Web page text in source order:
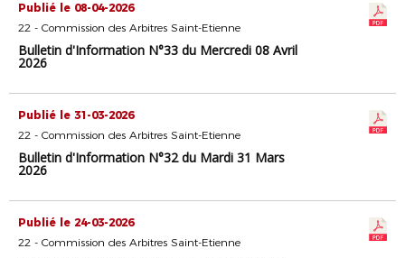
Publié le 08-04-2026
22 - Commission des Arbitres Saint-Etienne
Bulletin d'Information N°33 du Mercredi 08 Avril
2026
Publié le 31-03-2026
22 - Commission des Arbitres Saint-Etienne
Bulletin d'Information N°32 du Mardi 31 Mars
2026
Publié le 24-03-2026
22 - Commission des Arbitres Saint-Etienne